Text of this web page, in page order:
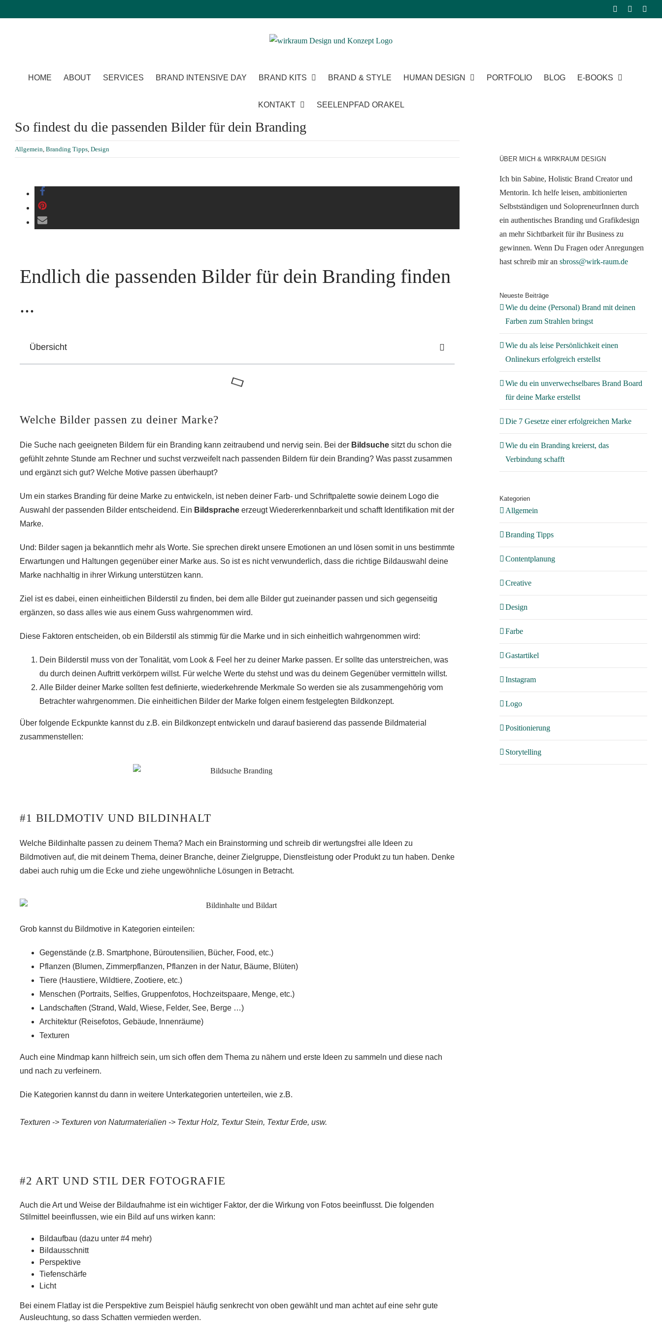
HOME ABOUT SERVICES BRAND INTENSIVE DAY BRAND KITS BRAND & STYLE HUMAN DESIGN PORTFOLIO BLOG E-BOOKS
KONTAKT SEELENPFAD ORAKEL
So findest du die passenden Bilder für dein Branding
Allgemein, Branding Tipps, Design
Endlich die passenden Bilder für dein Branding finden
...
Übersicht
Welche Bilder passen zu deiner Marke?
Die Suche nach geeigneten Bildern für ein Branding kann zeitraubend und nervig sein. Bei der Bildsuche sitzt du schon die
gefühlt zehnte Stunde am Rechner und suchst verzweifelt nach passenden Bildern für dein Branding? Was passt zusammen
und ergänzt sich gut? Welche Motive passen überhaupt?
Um ein starkes Branding für deine Marke zu entwickeln, ist neben deiner Farb- und Schriftpalette sowie deinem Logo die
Auswahl der passenden Bilder entscheidend. Ein Bildsprache erzeugt Wiedererkennbarkeit und schafft Identifikation mit der
Marke.
Und: Bilder sagen ja bekanntlich mehr als Worte. Sie sprechen direkt unsere Emotionen an und lösen somit in uns bestimmte
Erwartungen und Haltungen gegenüber einer Marke aus. So ist es nicht verwunderlich, dass die richtige Bildauswahl deine
Marke nachhaltig in ihrer Wirkung unterstützen kann.
Ziel ist es dabei, einen einheitlichen Bilderstil zu finden, bei dem alle Bilder gut zueinander passen und sich gegenseitig
ergänzen, so dass alles wie aus einem Guss wahrgenommen wird.
Diese Faktoren entscheiden, ob ein Bilderstil als stimmig für die Marke und in sich einheitlich wahrgenommen wird:
Dein Bilderstil muss von der Tonalität, vom Look & Feel her zu deiner Marke passen. Er sollte das unterstreichen, was
du durch deinen Auftritt verkörpern willst. Für welche Werte du stehst und was du deinem Gegenüber vermitteln willst.
Alle Bilder deiner Marke sollten fest definierte, wiederkehrende Merkmale So werden sie als zusammengehörig vom
Betrachter wahrgenommen. Die einheitlichen Bilder der Marke folgen einem festgelegten Bildkonzept.
Über folgende Eckpunkte kannst du z.B. ein Bildkonzept entwickeln und darauf basierend das passende Bildmaterial
zusammenstellen:
#1 BILDMOTIV UND BILDINHALT
Welche Bildinhalte passen zu deinem Thema? Mach ein Brainstorming und schreib dir wertungsfrei alle Ideen zu
Bildmotiven auf, die mit deinem Thema, deiner Branche, deiner Zielgruppe, Dienstleistung oder Produkt zu tun haben. Denke
dabei auch ruhig um die Ecke und ziehe ungewöhnliche Lösungen in Betracht.
Grob kannst du Bildmotive in Kategorien einteilen:
Gegenstände (z.B. Smartphone, Büroutensilien, Bücher, Food, etc.)
Pflanzen (Blumen, Zimmerpflanzen, Pflanzen in der Natur, Bäume, Blüten)
Tiere (Haustiere, Wildtiere, Zootiere, etc.)
Menschen (Portraits, Selfies, Gruppenfotos, Hochzeitspaare, Menge, etc.)
Landschaften (Strand, Wald, Wiese, Felder, See, Berge …)
Architektur (Reisefotos, Gebäude, Innenräume)
Texturen
Auch eine Mindmap kann hilfreich sein, um sich offen dem Thema zu nähern und erste Ideen zu sammeln und diese nach
und nach zu verfeinern.
Die Kategorien kannst du dann in weitere Unterkategorien unterteilen, wie z.B.
Texturen -> Texturen von Naturmaterialien -> Textur Holz, Textur Stein, Textur Erde, usw.
#2 ART UND STIL DER FOTOGRAFIE
Auch die Art und Weise der Bildaufnahme ist ein wichtiger Faktor, der die Wirkung von Fotos beeinflusst. Die folgenden
Stilmittel beeinflussen, wie ein Bild auf uns wirken kann:
Bildaufbau (dazu unter #4 mehr)
Bildausschnitt
Perspektive
Tiefenschärfe
Licht
Bei einem Flatlay ist die Perspektive zum Beispiel häufig senkrecht von oben gewählt und man achtet auf eine sehr gute
Ausleuchtung, so dass Schatten vermieden werden.
ÜBER MICH & WIRKRAUM DESIGN
Ich bin Sabine, Holistic Brand Creator und
Mentorin. Ich helfe leisen, ambitionierten
Selbstständigen und SolopreneurInnen durch
ein authentisches Branding und Grafikdesign
an mehr Sichtbarkeit für ihr Business zu
gewinnen. Wenn Du Fragen oder Anregungen
hast schreib mir an sbross@wirk-raum.de
Neueste Beiträge
Wie du deine (Personal) Brand mit deinen
Farben zum Strahlen bringst
Wie du als leise Persönlichkeit einen
Onlinekurs erfolgreich erstellst
Wie du ein unverwechselbares Brand Board
für deine Marke erstellst
Die 7 Gesetze einer erfolgreichen Marke
Wie du ein Branding kreierst, das
Verbindung schafft
Kategorien
Allgemein
Branding Tipps
Contentplanung
Creative
Design
Farbe
Gastartikel
Instagram
Logo
Positionierung
Storytelling